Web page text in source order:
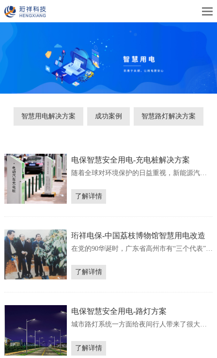
智慧用电解决方案 成功案例 智慧路灯解决方案
电保智慧安全用电-充电桩解决方案
随着全球对环境保护的日益重视，新能源汽车
汽车的核心基础设施，其智慧化的解决方案对
于推动新能源汽车的普及和发展至关重要。通
为当前行业发展趋势。各...
了解详情
珩祥电保-中国荔枝博物馆智慧用电改造
在党的90华诞时，广东省高州市有“三个代表”红
荔枝文化旅游区的“红荔阁”旁，就有江泽民同志
亲手种下的“中华红”荔枝树。近日，位于茂名高
农业产业...
了解详情
电保智慧安全用电-路灯方案
城市路灯系统一方面给夜间行人带来了很大地
全隐患，灯杆带电、箱座漏电、路灯电缆电伤
人事件时有发生，引起了人们的广泛关注。路
了解详情